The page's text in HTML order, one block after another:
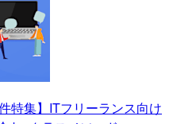
特集】ITフリーランス向け